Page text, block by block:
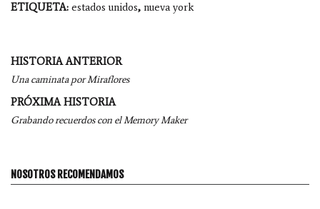
ETIQUETA: estados unidos, nueva york
Navegación
por
entradas
HISTORIA ANTERIOR
Una caminata por Miraflores
PRÓXIMA HISTORIA
Grabando recuerdos con el Memory Maker
NOSOTROS RECOMENDAMOS